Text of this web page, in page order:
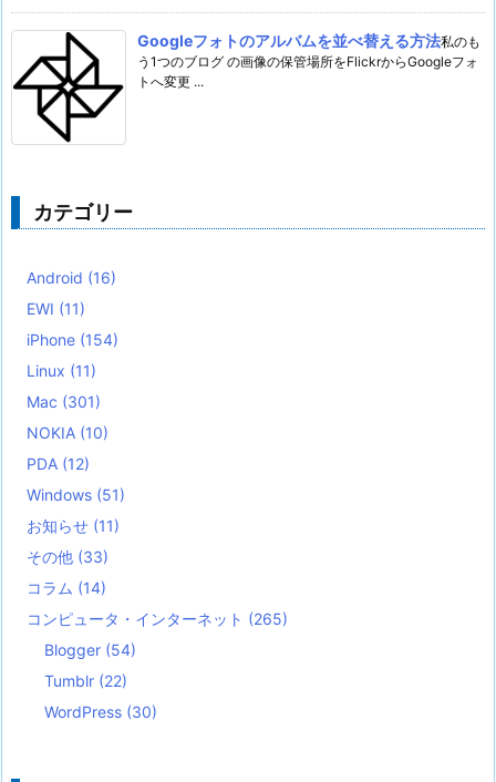
Googleフォトのアルバムを並べ替える方法私のも
う1つのブログ の画像の保管場所をFlickrからGoogleフォ
トへ変更 ...
カテゴリー
Android (16)
EWI (11)
iPhone (154)
Linux (11)
Mac (301)
NOKIA (10)
PDA (12)
Windows (51)
お知らせ (11)
その他 (33)
コラム (14)
コンピュータ・インターネット (265)
Blogger (54)
Tumblr (22)
WordPress (30)